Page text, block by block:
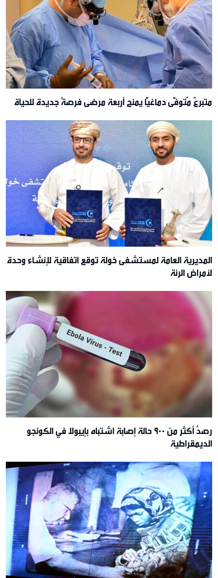
متبرعٌ مُتوفًّى دماغيًّا يمنح أربعة مرضى فرصةً جديدة للحياة
المديرية العامة لمستشفى خولة توقع اتفاقية لإنشاء وحدة
لأمراض الرئة
رصدُ أكثر من 900 حالة إصابة اشتباه بإيبولا في الكونجو
الديمقراطية